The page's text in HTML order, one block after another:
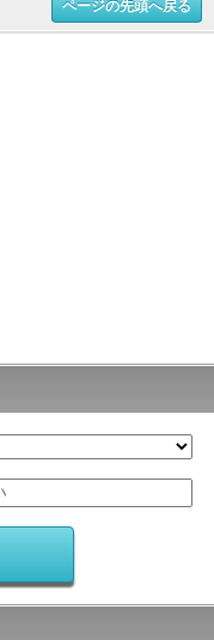
ページの先頭へ戻る